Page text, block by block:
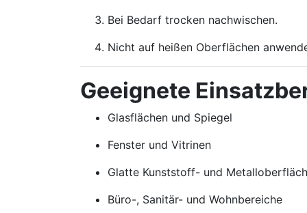
Bei Bedarf trocken nachwischen.
Nicht auf heißen Oberflächen
Geeignete
Glasflächen und Spiegel
Fenster und Vitrinen
Glatte Kunststoff- und
Büro-, Sanitär- und Wohnbereiche